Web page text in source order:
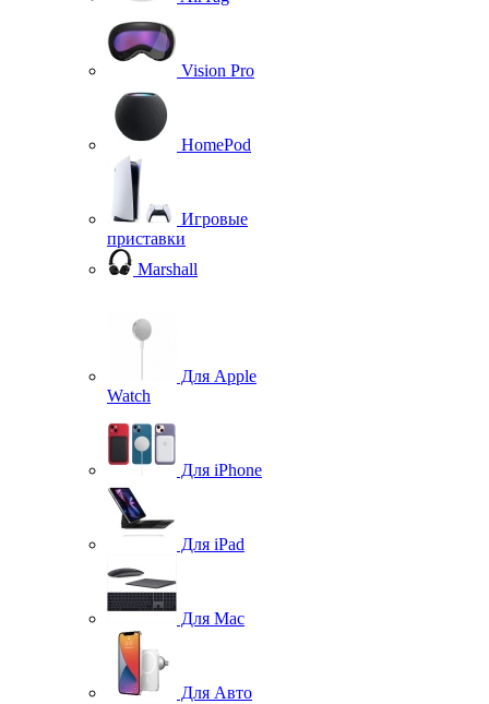
Vision Pro
HomePod
Игровые
приставки
Marshall
Для Apple
Watch
Для iPhone
Для iPad
Для Mac
Для Авто